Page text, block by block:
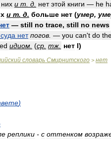
них и т д нет этой книги — he
и т. д. больше нет (умер,
— still no trace, still no news
суда нет погов — you can't do
идиом (ср тж нет I)
словарь Смирнитского > нет
)
реплики - с оттенком